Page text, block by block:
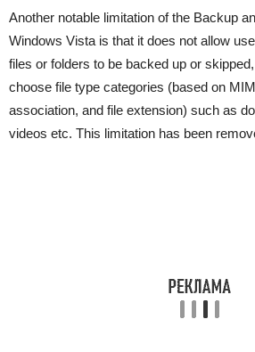
Another notable limitation of the Backup
Windows Vista is that it does not allow
files or folders to be backed up or
choose file type categories (based on
association, and file extension) such as
videos etc. This limitation has been